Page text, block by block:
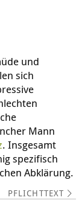
und
sich
Mann
. Insgesamt
spezifisch
Abklärung.
PFLICHTTEXT